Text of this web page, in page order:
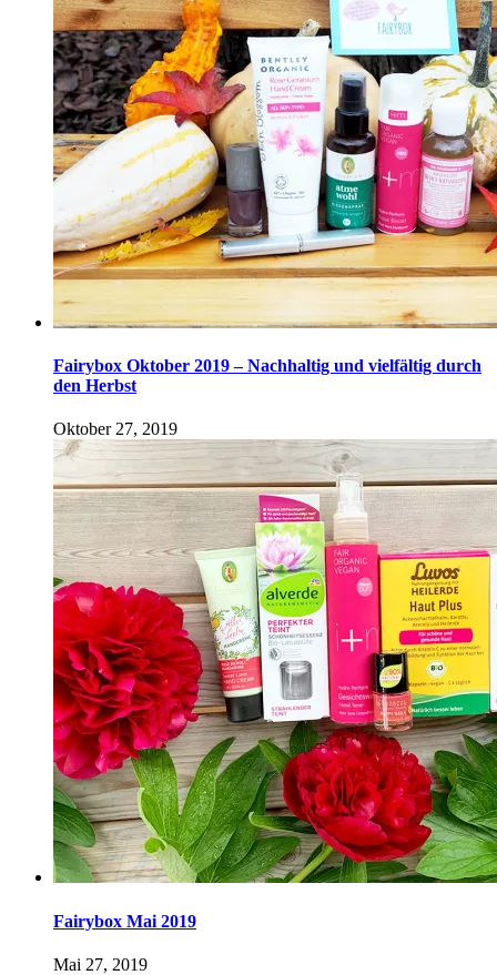
Fairybox Oktober 2019 – Nachhaltig und vielfältig durch
den Herbst
Oktober 27, 2019
Fairybox Mai 2019
Mai 27, 2019